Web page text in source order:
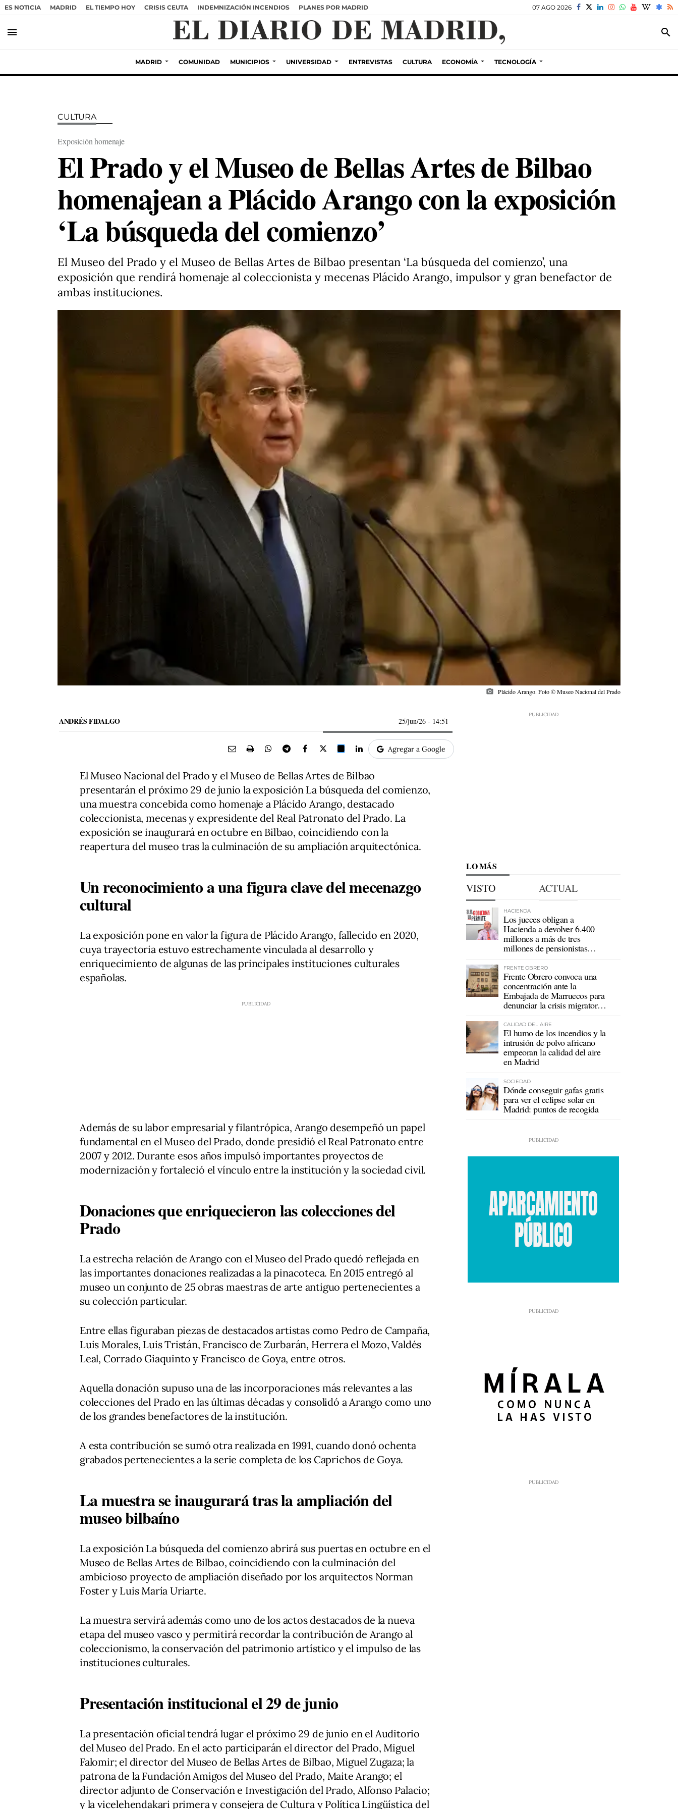
ES NOTICIA MADRID EL TIEMPO HOY CRISIS CEUTA INDEMNIZACIÓN INCENDIOS PLANES POR MADRID 07 AGO 2026
menu search
MADRID COMUNIDAD MUNICIPIOS UNIVERSIDAD ENTREVISTAS CULTURA ECONOMÍA TECNOLOGÍA
CULTURA
Exposición homenaje
El Prado y el Museo de Bellas Artes de Bilbao
homenajean a Plácido Arango con la exposición
‘La búsqueda del comienzo’
El Museo del Prado y el Museo de Bellas Artes de Bilbao presentan ‘La búsqueda del comienzo’, una
exposición que rendirá homenaje al coleccionista y mecenas Plácido Arango, impulsor y gran benefactor de
ambas instituciones.
photo_camera Plácido Arango. Foto © Museo Nacional del Prado
ANDRÉS FIDALGO 25/jun/26 - 14:51
Agregar a Google
El Museo Nacional del Prado y el Museo de Bellas Artes de Bilbao
presentarán el próximo 29 de junio la exposición La búsqueda del comienzo,
una muestra concebida como homenaje a Plácido Arango, destacado
coleccionista, mecenas y expresidente del Real Patronato del Prado. La
exposición se inaugurará en octubre en Bilbao, coincidiendo con la
reapertura del museo tras la culminación de su ampliación arquitectónica.
Un reconocimiento a una figura clave del mecenazgo
cultural
La exposición pone en valor la figura de Plácido Arango, fallecido en 2020,
cuya trayectoria estuvo estrechamente vinculada al desarrollo y
enriquecimiento de algunas de las principales instituciones culturales
españolas.
Además de su labor empresarial y filantrópica, Arango desempeñó un papel
fundamental en el Museo del Prado, donde presidió el Real Patronato entre
2007 y 2012. Durante esos años impulsó importantes proyectos de
modernización y fortaleció el vínculo entre la institución y la sociedad civil.
Donaciones que enriquecieron las colecciones del
Prado
La estrecha relación de Arango con el Museo del Prado quedó reflejada en
las importantes donaciones realizadas a la pinacoteca. En 2015 entregó al
museo un conjunto de 25 obras maestras de arte antiguo pertenecientes a
su colección particular.
Entre ellas figuraban piezas de destacados artistas como Pedro de Campaña,
Luis Morales, Luis Tristán, Francisco de Zurbarán, Herrera el Mozo, Valdés
Leal, Corrado Giaquinto y Francisco de Goya, entre otros.
Aquella donación supuso una de las incorporaciones más relevantes a las
colecciones del Prado en las últimas décadas y consolidó a Arango como uno
de los grandes benefactores de la institución.
A esta contribución se sumó otra realizada en 1991, cuando donó ochenta
grabados pertenecientes a la serie completa de los Caprichos de Goya.
La muestra se inaugurará tras la ampliación del
museo bilbaíno
La exposición La búsqueda del comienzo abrirá sus puertas en octubre en el
Museo de Bellas Artes de Bilbao, coincidiendo con la culminación del
ambicioso proyecto de ampliación diseñado por los arquitectos Norman
Foster y Luis María Uriarte.
La muestra servirá además como uno de los actos destacados de la nueva
etapa del museo vasco y permitirá recordar la contribución de Arango al
coleccionismo, la conservación del patrimonio artístico y el impulso de las
instituciones culturales.
Presentación institucional el 29 de junio
La presentación oficial tendrá lugar el próximo 29 de junio en el Auditorio
del Museo del Prado. En el acto participarán el director del Prado, Miguel
Falomir; el director del Museo de Bellas Artes de Bilbao, Miguel Zugaza; la
patrona de la Fundación Amigos del Museo del Prado, Maite Arango; el
director adjunto de Conservación e Investigación del Prado, Alfonso Palacio;
y la vicelehendakari primera y consejera de Cultura y Política Lingüística del
LO MÁS
VISTO ACTUAL
HACIENDA
Los jueces obligan a
Hacienda a devolver 6.400
millones a más de tres
millones de pensionistas
FRENTE OBRERO
Frente Obrero convoca una
concentración ante la
Embajada de Marruecos para
denunciar la crisis migratoria
CALIDAD DEL AIRE
El humo de los incendios y la
intrusión de polvo africano
empeoran la calidad del aire
en Madrid
SOCIEDAD
Dónde conseguir gafas gratis
para ver el eclipse solar en
Madrid: puntos de recogida